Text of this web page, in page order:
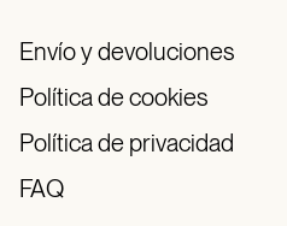
Envío y devoluciones
Política de cookies
Política de privacidad
FAQ